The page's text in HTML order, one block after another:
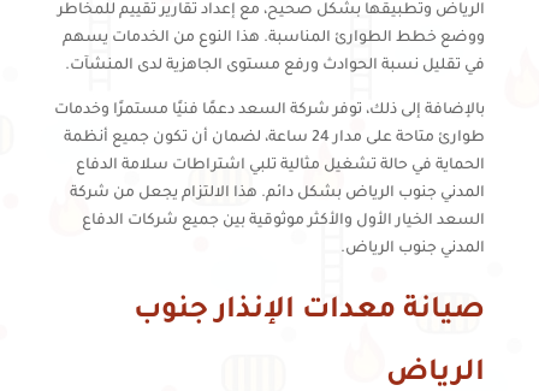
الرياض وتطبيقها بشكل صحيح، مع إعداد تقارير تقييم للمخاطر
ووضع خطط الطوارئ المناسبة. هذا النوع من الخدمات يسهم
في تقليل نسبة الحوادث ورفع مستوى الجاهزية لدى المنشآت.
بالإضافة إلى ذلك، توفر شركة السعد دعمًا فنيًا مستمرًا وخدمات
طوارئ متاحة على مدار 24 ساعة، لضمان أن تكون جميع أنظمة
الحماية في حالة تشغيل مثالية تلبي اشتراطات سلامة الدفاع
المدني جنوب الرياض بشكل دائم. هذا الالتزام يجعل من شركة
السعد الخيار الأول والأكثر موثوقية بين جميع شركات الدفاع
المدني جنوب الرياض.
صيانة معدات الإنذار جنوب
الرياض